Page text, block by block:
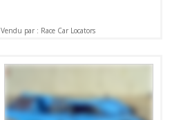
Vendu par : Race Car Locators